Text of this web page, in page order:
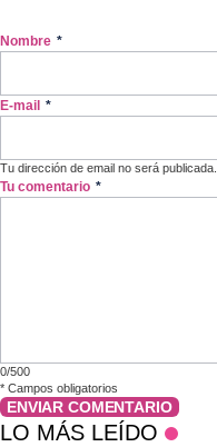
Nombre *
E-mail *
Tu dirección de email no será publicada.
Tu comentario *
0/500
* Campos obligatorios
ENVIAR COMENTARIO
LO MÁS LEÍDO